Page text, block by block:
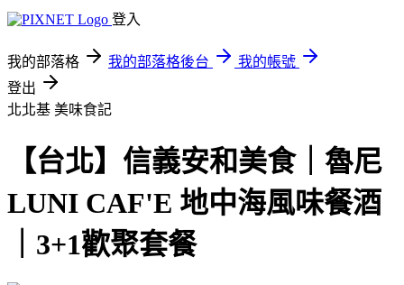
登入
我的部落格 我的部落格後台
我的帳號
登出
北北基 美味食記
【台北】信義安和美食｜魯尼
LUNI CAF'E 地中海風味餐酒
｜3+1歡聚套餐